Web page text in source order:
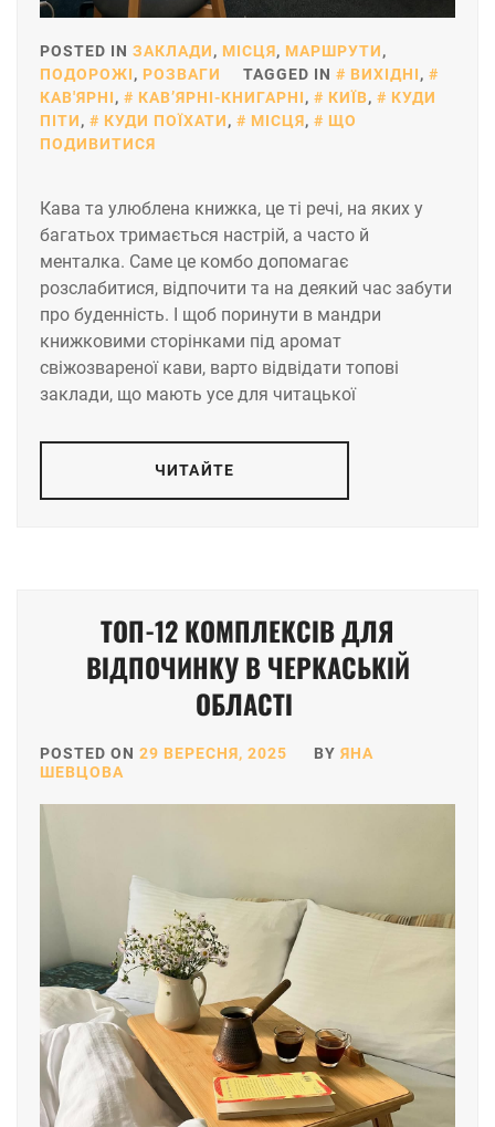
POSTED IN ЗАКЛАДИ, МІСЦЯ, МАРШРУТИ,
ПОДОРОЖІ, РОЗВАГИ TAGGED IN ВИХІДНІ,
КАВ'ЯРНІ, КАВʼЯРНІ-КНИГАРНІ, КИЇВ,
КУДИ
ПІТИ, КУДИ ПОЇХАТИ, МІСЦЯ,
ЩО
ПОДИВИТИСЯ
Кава та улюблена книжка, це ті речі, на яких у
багатьох тримається настрій, а часто й
менталка. Саме це комбо допомагає
розслабитися, відпочити та на деякий час забути
про буденність. І щоб поринути в мандри
книжковими сторінками під аромат
свіжозвареної кави, варто відвідати топові
заклади, що мають усе для читацької
ЧИТАЙТЕ
ТОП-12 КОМПЛЕКСІВ ДЛЯ
ВІДПОЧИНКУ В ЧЕРКАСЬКІЙ
ОБЛАСТІ
POSTED ON 29 ВЕРЕСНЯ, 2025 BY ЯНА
ШЕВЦОВА